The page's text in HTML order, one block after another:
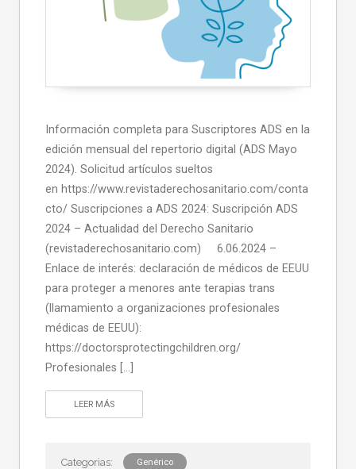
Información completa para Suscriptores ADS en la
edición mensual del repertorio digital (ADS Mayo
2024). Solicitud artículos sueltos
en https://www.revistaderechosanitario.com/conta
cto/ Suscripciones a ADS 2024: Suscripción ADS
2024 – Actualidad del Derecho Sanitario
(revistaderechosanitario.com) 6.06.2024 –
Enlace de interés: declaración de médicos de EEUU
para proteger a menores ante terapias trans
(llamamiento a organizaciones profesionales
médicas de EEUU):
https://doctorsprotectingchildren.org/
Profesionales […]
LEER MÁS
Genérico